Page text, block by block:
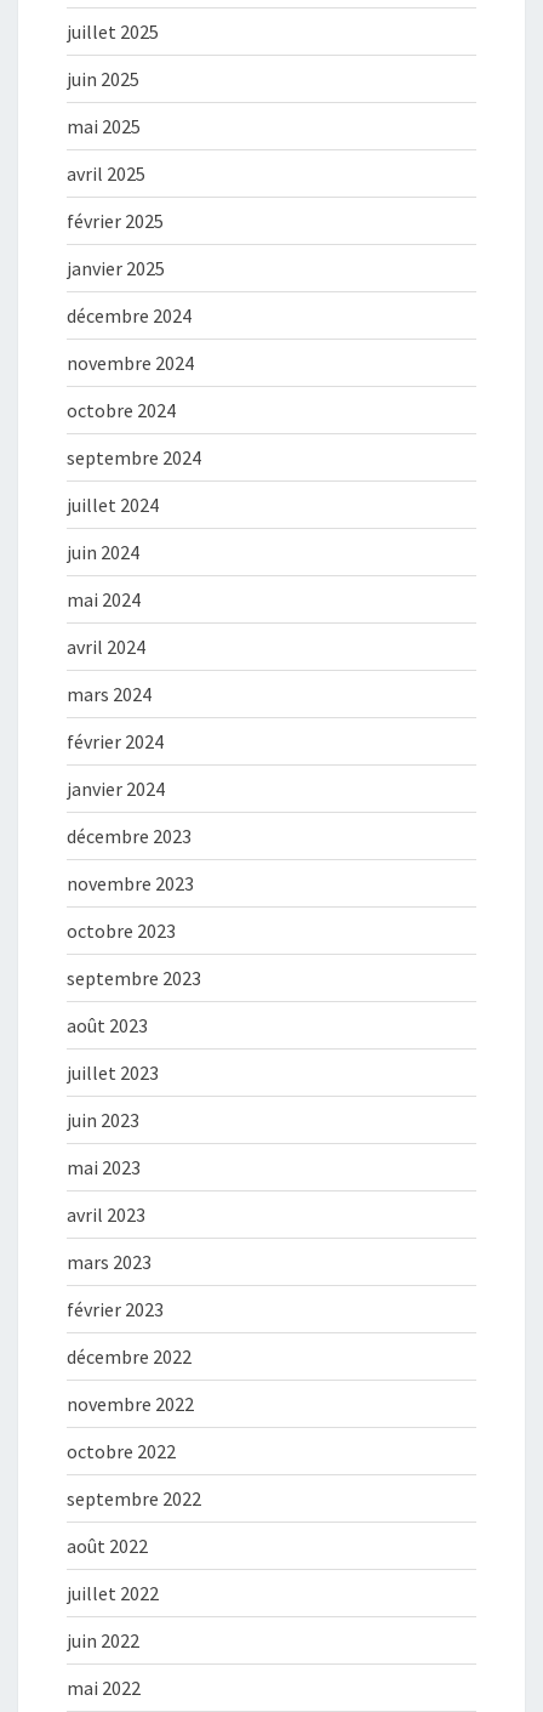
juillet 2025
juin 2025
mai 2025
avril 2025
février 2025
janvier 2025
décembre 2024
novembre 2024
octobre 2024
septembre 2024
juillet 2024
juin 2024
mai 2024
avril 2024
mars 2024
février 2024
janvier 2024
décembre 2023
novembre 2023
octobre 2023
septembre 2023
août 2023
juillet 2023
juin 2023
mai 2023
avril 2023
mars 2023
février 2023
décembre 2022
novembre 2022
octobre 2022
septembre 2022
août 2022
juillet 2022
juin 2022
mai 2022